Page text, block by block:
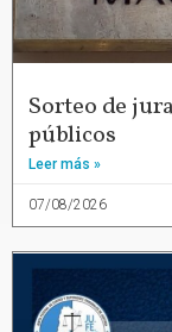
Sorteo de
públicos
Leer más »
07/08/2026